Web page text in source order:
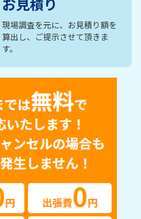
現場調査を元に、お見積り額を
算出し、ご提示させて頂きま
す。